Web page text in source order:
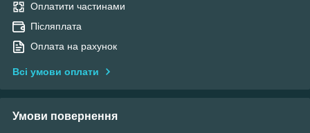
Оплатити частинами
Післяплата
Оплата на рахунок
Всі умови оплати
Умови повернення